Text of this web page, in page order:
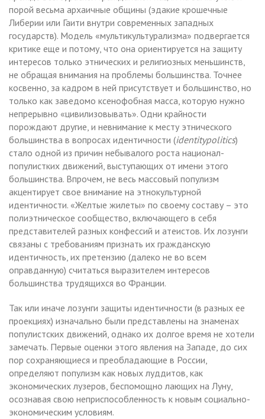
порой весьма архаичные общины (эдакие крошечные
Либерии или Гаити внутри современных западных
государств). Модель «мультикультурализма» подвергается
критике еще и потому, что она ориентируется на защиту
интересов только этнических и религиозных меньшинств,
не обращая внимания на проблемы большинства. Точнее
косвенно, за кадром в ней присутствует и большинство, но
только как заведомо ксенофобная масса, которую нужно
непрерывно «цивилизовывать». Одни крайности
порождают другие, и невнимание к месту этнического
большинства в вопросах идентичности (identitypolitics)
стало одной из причин небывалого роста национал-
популистких движений, выступающих от имени этого
большинства. Впрочем, не весь массовый популизм
акцентирует свое внимание на этнокультурной
идентичности. «Желтые жилеты» по своему составу – это
полиэтническое сообщество, включающего в себя
представителей разных конфессий и атеистов. Их лозунги
связаны с требованиям признать их гражданскую
идентичность, их претензию (далеко не во всем
оправданную) считаться выразителем интересов
большинства трудящихся во Франции.
Так или иначе лозунги защиты идентичности (в разных ее
проекциях) изначально были представлены на знаменах
популистских движений, однако их долгое время не хотели
замечать. Первые оценки этого явления на Западе, до сих
пор сохраняющиеся и преобладающие в России,
определяют популизм как новых луддитов, как
экономических лузеров, беспомощно лающих на Луну,
осознавая свою неприспособленность к новым социально-
экономическим условиям.